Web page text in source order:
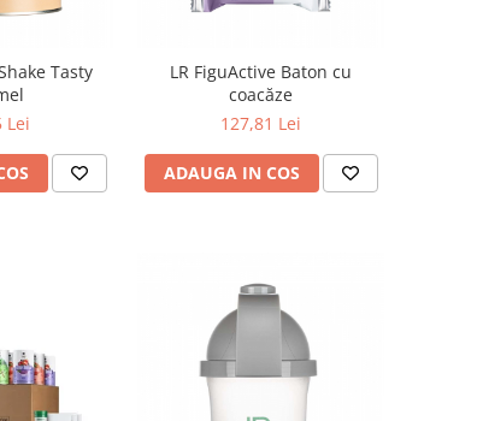
Tasty
Lei
LR FiguActive Baton cu
coacăze
127,81 Lei
ADAUGA IN COS